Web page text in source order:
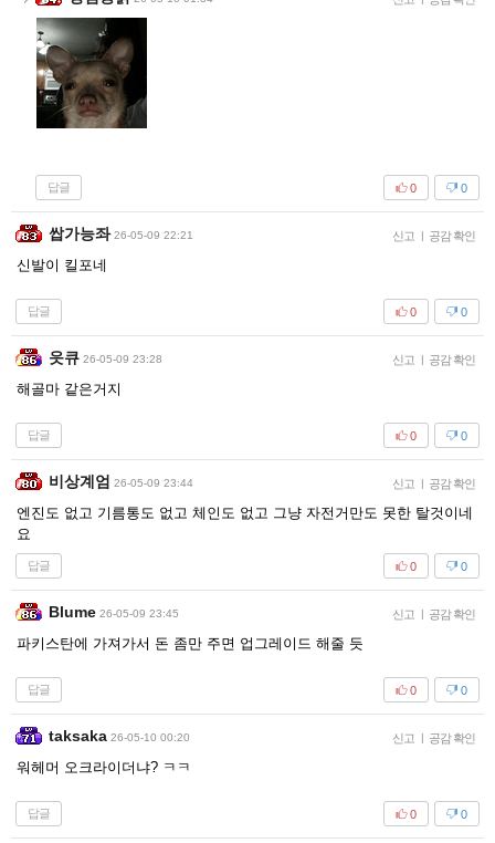
답글 0
0
쌉가능좌 26-05-09 22:21 신고 | 공감 확인
신발이 킬포네
답글 0
0
읏큐 26-05-09 23:28 신고 | 공감 확인
해골마 같은거지
답글 0
0
비상계엄 26-05-09 23:44 신고 | 공감 확인
엔진도 없고 기름통도 없고 체인도 없고 그냥 자전거만도 못한 탈것이네
요
답글 0
0
Blume 26-05-09 23:45 신고 | 공감 확인
파키스탄에 가져가서 돈 좀만 주면 업그레이드 해줄 듯
답글 0
0
taksaka 26-05-10 00:20 신고 | 공감 확인
워헤머 오크라이더냐? ㅋㅋ
답글 0
0